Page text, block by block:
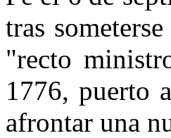
tras
"recto
1776, puerto
afrontar una